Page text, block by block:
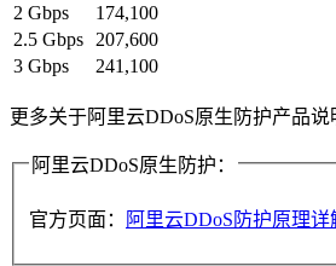
2 Gbps
174,100
2.5 Gbps
207,600
3 Gbps
241,100
更多关于阿里云DDoS原生防护产品
阿里云DDoS原生防护：
官方页面： 阿里云DDoS防护原理